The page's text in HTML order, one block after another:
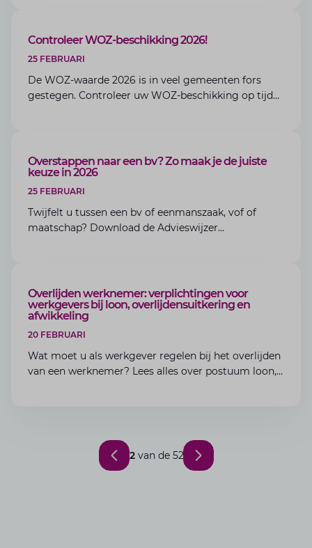
BLOG
Controleer WOZ-beschikking 2026!
25 FEBRUARI
De WOZ-waarde 2026 is in veel gemeenten fors
gestegen. Controleer uw WOZ-beschikking op tijd
ARTIKEL
Overstappen naar een bv? Zo maak je de juiste
keuze in 2026
25 FEBRUARI
Twijfelt u tussen een bv of eenmanszaak, vof of
maatschap? Download de Advieswijzer
BLOG
Overlijden werknemer: verplichtingen voor
werkgevers bij loon, overlijdensuitkering en
afwikkeling
20 FEBRUARI
Wat moet u als werkgever regelen bij het overlijden
van een werknemer? Lees alles over postuum loon,
Vorige
2van de 52 Volgende